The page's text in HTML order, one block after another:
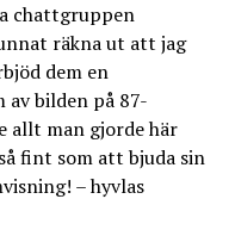
chattgruppen
räkna ut att jag
dem en
bilden på 87-
allt man gjorde här
fint som att bjuda sin
– hyvlas